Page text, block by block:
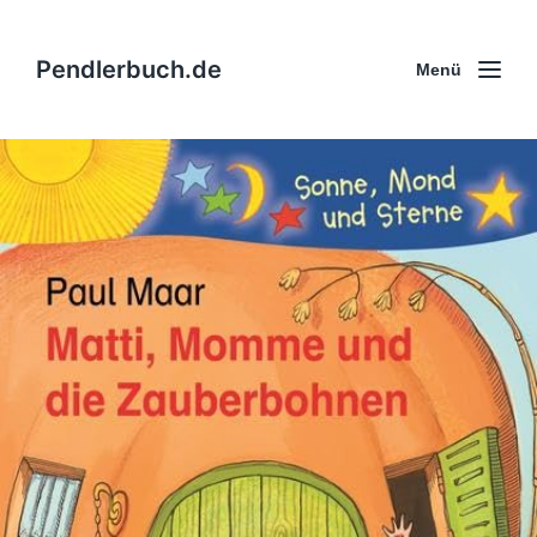
Pendlerbuch.de Menü